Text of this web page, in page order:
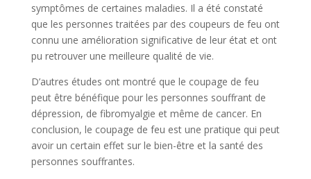
symptômes de certaines maladies. Il a été constaté
que les personnes traitées par des coupeurs de feu ont
connu une amélioration significative de leur état et ont
pu retrouver une meilleure qualité de vie.
D’autres études ont montré que le coupage de feu
peut être bénéfique pour les personnes souffrant de
dépression, de fibromyalgie et même de cancer. En
conclusion, le coupage de feu est une pratique qui peut
avoir un certain effet sur le bien-être et la santé des
personnes souffrantes.